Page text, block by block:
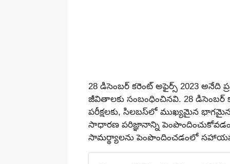
28 డిసెంబర్ కరెంట్ అఫైర్స్ 2023 అనేది
జీవితాలకు సంబంధించినవి. 28 డిసెంబర్
పరీక్షలకు, సిలబస్‌లో ముఖ్యమైన
సాధారణ పరిజ్ఞానాన్ని
సామర్థ్యాలను పెంపొందించడంలో